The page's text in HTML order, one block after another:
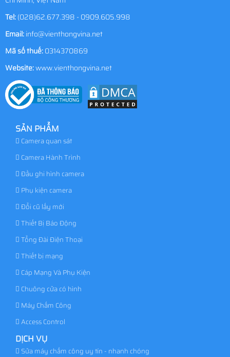
Tel:(028)62.677.398 - 0909.605.998
Email:info@vienthongvina.net
Mã số thuế:0314370869
Website:www.vienthongvina.net
SẢN PHẨM
Camera quan sát
Camera Hành Trình
Đầu ghi hình camera
Phụ kiện camera
Đổi cũ lấy mới
Thiết Bị Báo Động
Tổng Đài Điện Thoại
Thiết bị mạng
Cáp Mạng Và Phụ Kiện
Chuông cửa có hình
Máy Chấm Công
Access Control
DỊCH VỤ
Sửa máy chấm công uy tín - nhanh chóng